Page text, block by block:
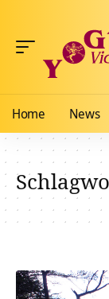
Home News